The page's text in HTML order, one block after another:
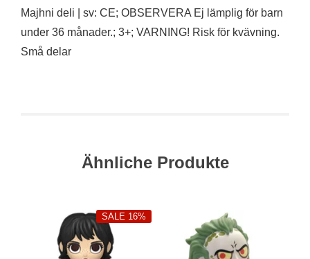
Majhni deli | sv: CE; OBSERVERA Ej lämplig för barn
under 36 månader.; 3+; VARNING! Risk för kvävning.
Små delar
Ähnliche Produkte
SALE 16%